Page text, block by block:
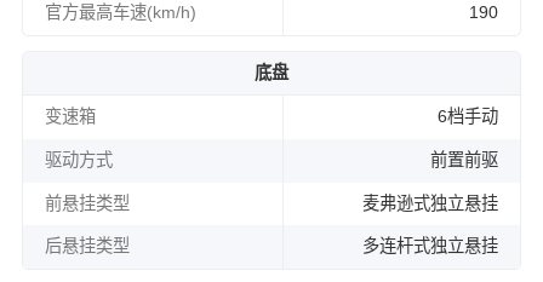
官方最高车速(km/h) 190
底盘
变速箱 6档手动
驱动方式 前置前驱
前悬挂类型 麦弗逊式独立悬挂
后悬挂类型 多连杆式独立悬挂